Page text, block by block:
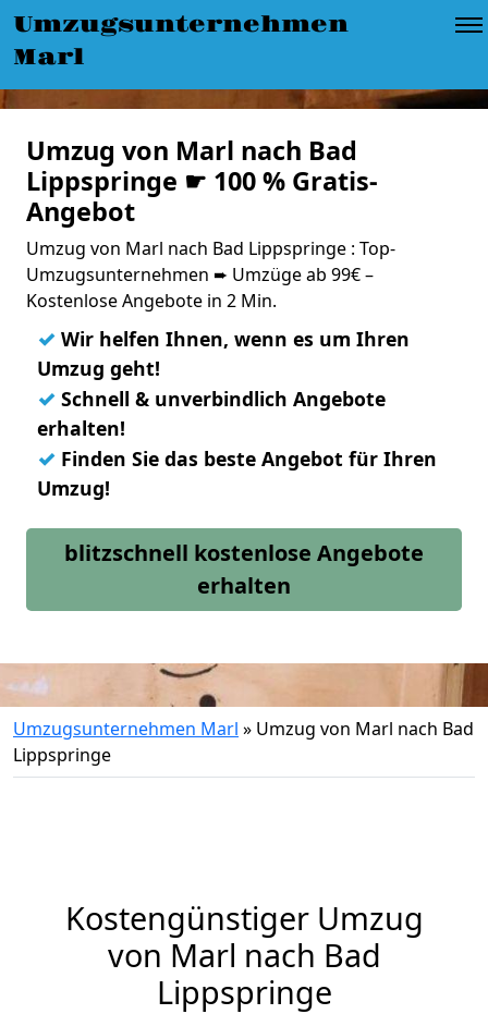
Umzugsunternehmen
Marl
Umzug von Marl nach Bad
Lippspringe ☛ 100 % Gratis-
Angebot
Umzug von Marl nach Bad Lippspringe : Top-
Umzugsunternehmen ➨ Umzüge ab 99€ –
Kostenlose Angebote in 2 Min.
✓ Wir helfen Ihnen, wenn es um Ihren
Umzug geht!
✓ Schnell & unverbindlich Angebote
erhalten!
✓ Finden Sie das beste Angebot für Ihren
Umzug!
blitzschnell kostenlose Angebote
erhalten
Umzugsunternehmen Marl » Umzug von Marl nach Bad
Lippspringe
Kostengünstiger Umzug
von Marl nach Bad
Lippspringe